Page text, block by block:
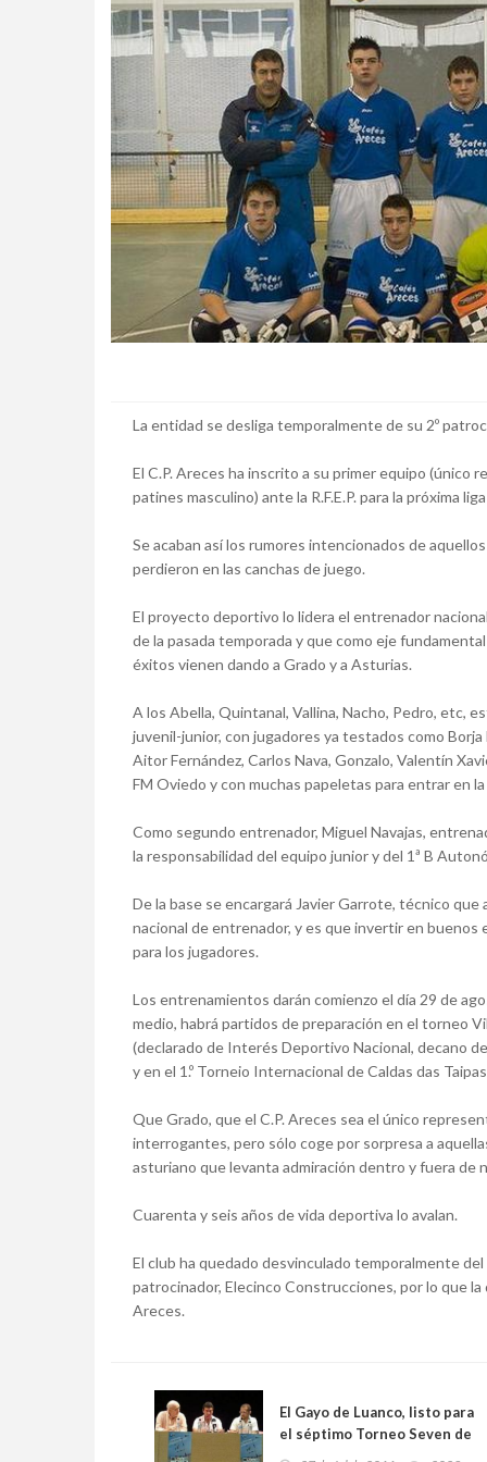
La entidad se desliga temporalmente de su 2º
El C.P. Areces ha inscrito a su primer equipo
patines masculino) ante la R.F.E.P. para la próxima
Se acaban así los rumores intencionados de
perdieron en las canchas de juego.
El proyecto deportivo lo lidera el entrenador
de la pasada temporada y que como eje
éxitos vienen dando a Grado y a Asturias.
A los Abella, Quintanal, Vallina, Nacho, Pedro, etc,
juvenil-junior, con jugadores ya testados como
Aitor Fernández, Carlos Nava, Gonzalo, Valentín
FM Oviedo y con muchas papeletas para entrar en la
Como segundo entrenador, Miguel Navajas,
la responsabilidad del equipo junior y del 1ª B
De la base se encargará Javier Garrote, técnico
nacional de entrenador, y es que invertir en
para los jugadores.
Los entrenamientos darán comienzo el día 29 de
medio, habrá partidos de preparación en el torneo
(declarado de Interés Deportivo Nacional, decano
y en el 1.º Torneio Internacional de Caldas das
Que Grado, que el C.P. Areces sea el único
interrogantes, pero sólo coge por sorpresa a
asturiano que levanta admiración dentro y fuera de
Cuarenta y seis años de vida deportiva lo avalan.
El club ha quedado desvinculado temporalmente
patrocinador, Elecinco Construcciones, por lo que
Areces.
El Gayo de Luanco, listo para
el séptimo Torneo Seven de
Rugby Playa